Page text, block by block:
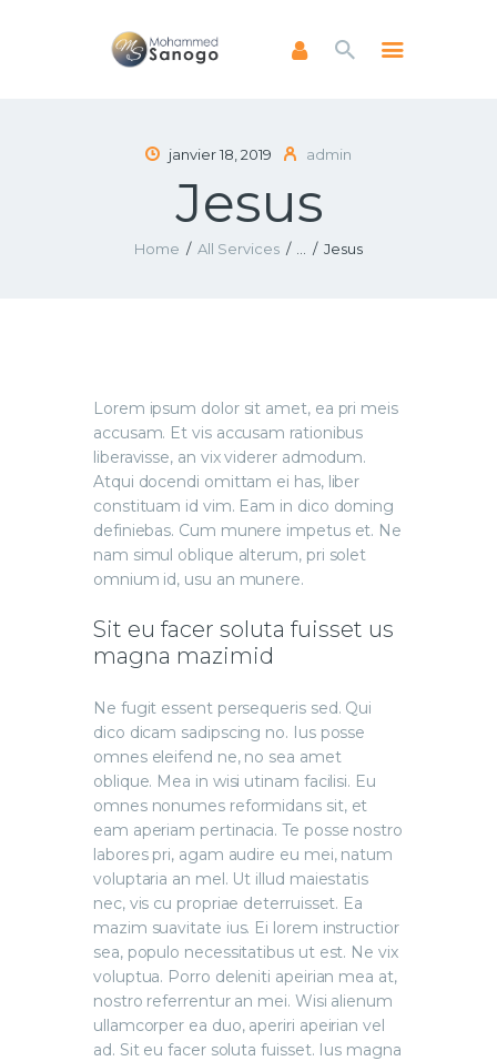
janvier 18, 2019 admin
Jesus
Home All Services Jesus
ACCUEIL
A PROPOS
NEWSLETTERS
Lorem ipsum dolor sit amet, ea pri meis
accusam. Et vis accusam rationibus
liberavisse, an vix viderer admodum.
Atqui docendi omittam ei has, liber
constituam id vim. Eam in dico doming
definiebas. Cum munere impetus et. Ne
nam simul oblique alterum, pri solet
omnium id, usu an munere.
Sit eu facer soluta fuisset us
magna mazimid
Ne fugit essent persequeris sed. Qui
dico dicam sadipscing no. Ius posse
omnes eleifend ne, no sea amet
oblique. Mea in wisi utinam facilisi. Eu
omnes nonumes reformidans sit, et
eam aperiam pertinacia. Te posse nostro
labores pri, agam audire eu mei, natum
voluptaria an mel. Ut illud maiestatis
nec, vis cu propriae deterruisset. Ea
mazim suavitate ius. Ei lorem instructior
sea, populo necessitatibus ut est. Ne vix
voluptua. Porro deleniti apeirian mea at,
nostro referrentur an mei. Wisi alienum
ullamcorper ea duo, aperiri apeirian vel
ad. Sit eu facer soluta fuisset. Ius magna